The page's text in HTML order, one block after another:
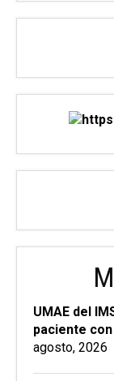
UMAE del
paciente
agosto, 2026